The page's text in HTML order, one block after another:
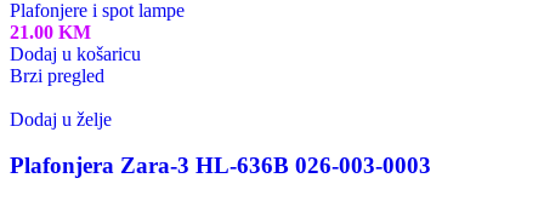
Plafonjere i spot lampe
21.00 KM
Dodaj u košaricu
Brzi pregled
Dodaj u želje
Plafonjera Zara-3 HL-636B 026-003-0003